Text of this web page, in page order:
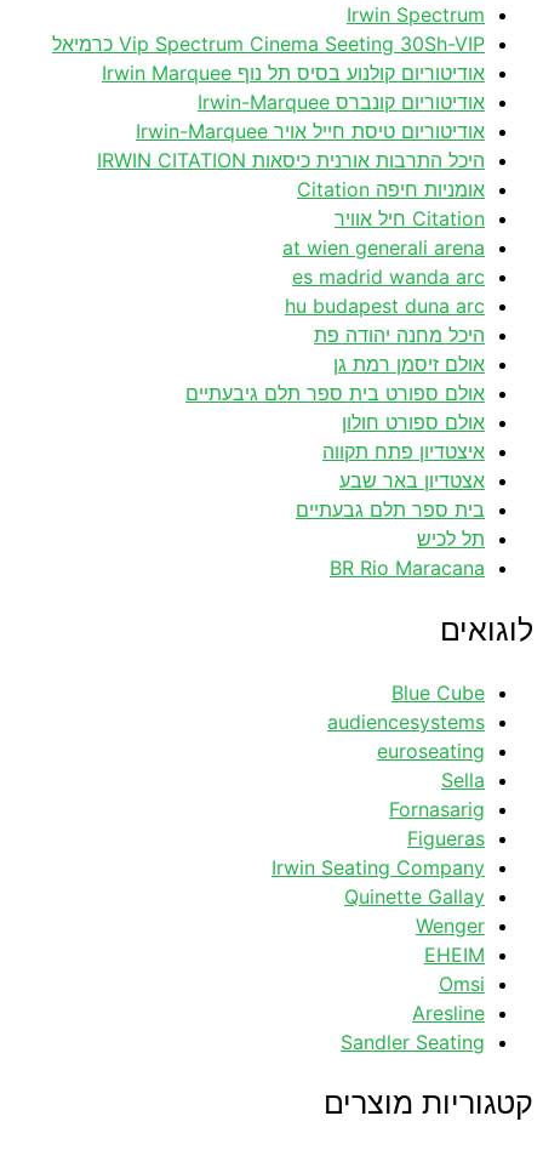
Irwin Spectrum
Vip Spectrum Cinema Seeting 30Sh-VIP כרמיאל
אודיטוריום קולנוע בסיס תל נוף Irwin Marquee
אודיטוריום קונברס Irwin-Marquee
אודיטוריום טיסת חייל אויר Irwin-Marquee
היכל התרבות אורנית כיסאות IRWIN CITATION
אומניות חיפה Citation
Citation חיל אוויר
at wien generali arena
es madrid wanda arc
hu budapest duna arc
היכל מחנה יהודה פת
אולם זיסמן רמת גן
אולם ספורט בית ספר תלם גיבעתיים
אולם ספורט חולון
איצטדיון פתח תקווה
אצטדיון באר שבע
בית ספר תלם גבעתיים
תל לכיש
BR Rio Maracana
לוגואים
Blue Cube
audiencesystems
euroseating
Sella
Fornasarig
Figueras
Irwin Seating Company
Quinette Gallay
Wenger
EHEIM
Omsi
Aresline
Sandler Seating
קטגוריות מוצרים